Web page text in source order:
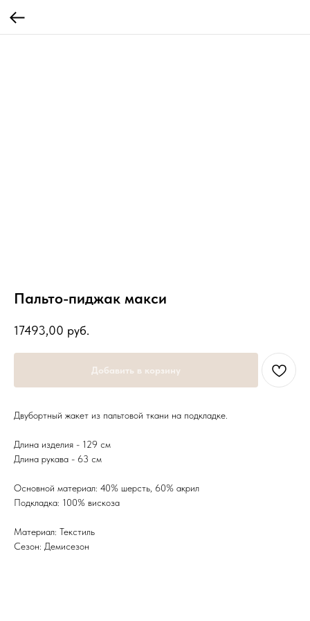
Пальто-пиджак макси
17493,00 руб.
Добавить в корзину
Двубортный жакет из пальтовой ткани на подкладке.
Длина изделия - 129 см
Длина рукава - 63 см
Основной материал: 40% шерсть, 60% акрил
Подкладка: 100% вискоза
Материал: Текстиль
Сезон: Демисезон